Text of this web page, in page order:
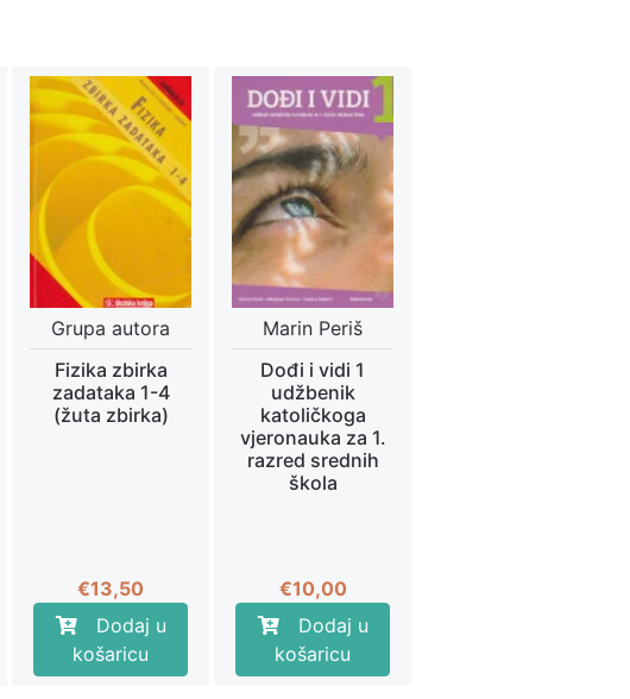
Grupa autora
Fizika zbirka
zadataka 1-4
(žuta zbirka)
€13,50
Dodaj u
košaricu
Marin Periš
Dođi i vidi 1
udžbenik
katoličkoga
vjeronauka za 1.
razred srednih
škola
€10,00
Dodaj u
košaricu